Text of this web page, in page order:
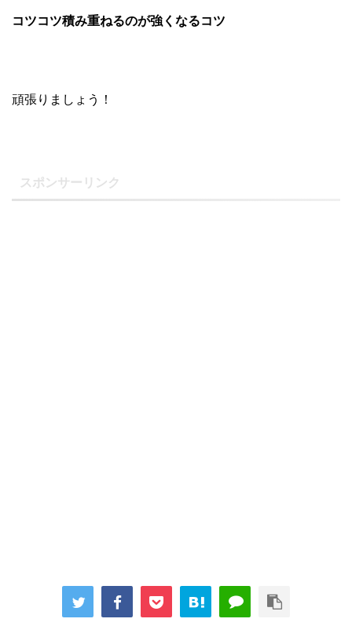
コツコツ積み重ねるのが強くなるコツ
頑張りましょう！
スポンサーリンク